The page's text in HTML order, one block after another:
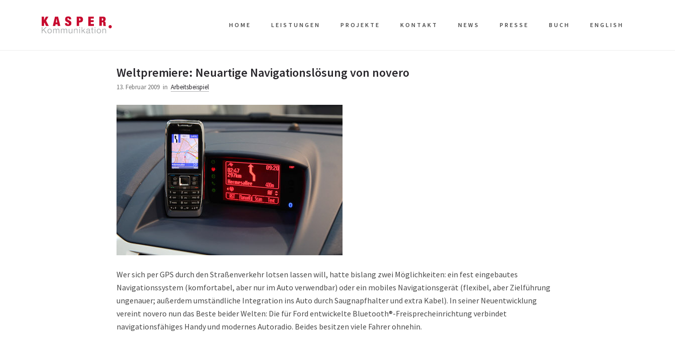
HOME LEISTUNGEN PROJEKTE KONTAKT NEWS PRESSE BUCH ENGLISH
Weltpremiere: Neuartige Navigationslösung von novero
13. Februar 2009 in Arbeitsbeispiel
Wer sich per GPS durch den Straßenverkehr lotsen lassen will, hatte bislang zwei Möglichkeiten: ein fest eingebautes
Navigationssystem (komfortabel, aber nur im Auto verwendbar) oder ein mobiles Navigationsgerät (flexibel, aber Zielführung
ungenauer; außerdem umständliche Integration ins Auto durch Saugnapfhalter und extra Kabel). In seiner Neuentwicklung
vereint novero nun das Beste beider Welten: Die für Ford entwickelte Bluetooth®-Freisprecheinrichtung verbindet
navigationsfähiges Handy und modernes Autoradio. Beides besitzen viele Fahrer ohnehin.